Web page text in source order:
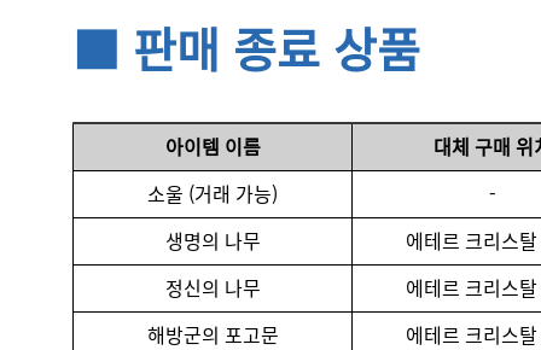
■ 판매 종료 상품
아이템 이름
대체 구매 위
소울 (거래 가능)
-
생명의 나무
에테르 크리스
정신의 나무
에테르 크리스
해방군의 포고문
에테르 크리스